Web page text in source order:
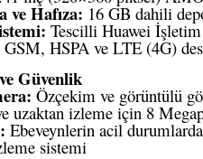
ve Hafıza: 16 GB dahili
Tescilli Huawei
GSM, HSPA ve LTE (4G)
Güvenlik
Özçekim ve görüntülü
uzaktan izleme için 8
Ebeveynlerin acil
sistemi